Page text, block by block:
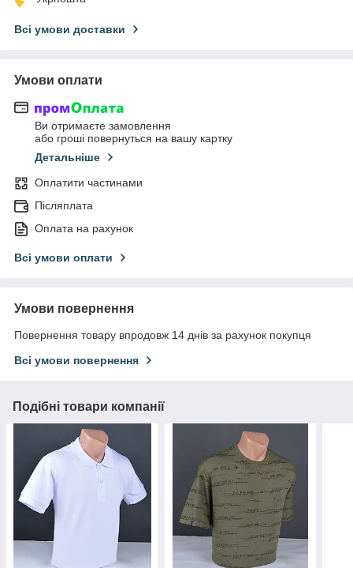
Всі умови доставки
Умови оплати
Ви отримаєте замовлення
або гроші повернуться на вашу картку
Детальніше
Оплатити частинами
Післяплата
Оплата на рахунок
Всі умови оплати
Умови повернення
Повернення товару впродовж 14 днів за рахунок покупця
Всі умови повернення
Подібні товари компанії